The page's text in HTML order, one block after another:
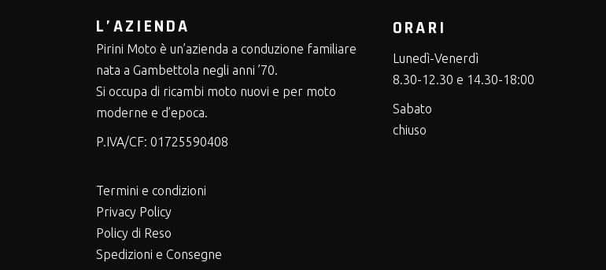
L’AZIENDA
Pirini Moto è un’azienda a conduzione familiare
nata a Gambettola negli anni ’70.
Si occupa di ricambi moto nuovi e per moto
moderne e d’epoca.
P.IVA/CF: 01725590408
Termini e condizioni
Privacy Policy
Policy di Reso
Spedizioni e Consegne
ORARI
Lunedì-Venerdì
8.30-12.30 e 14.30-18:00
Sabato
chiuso